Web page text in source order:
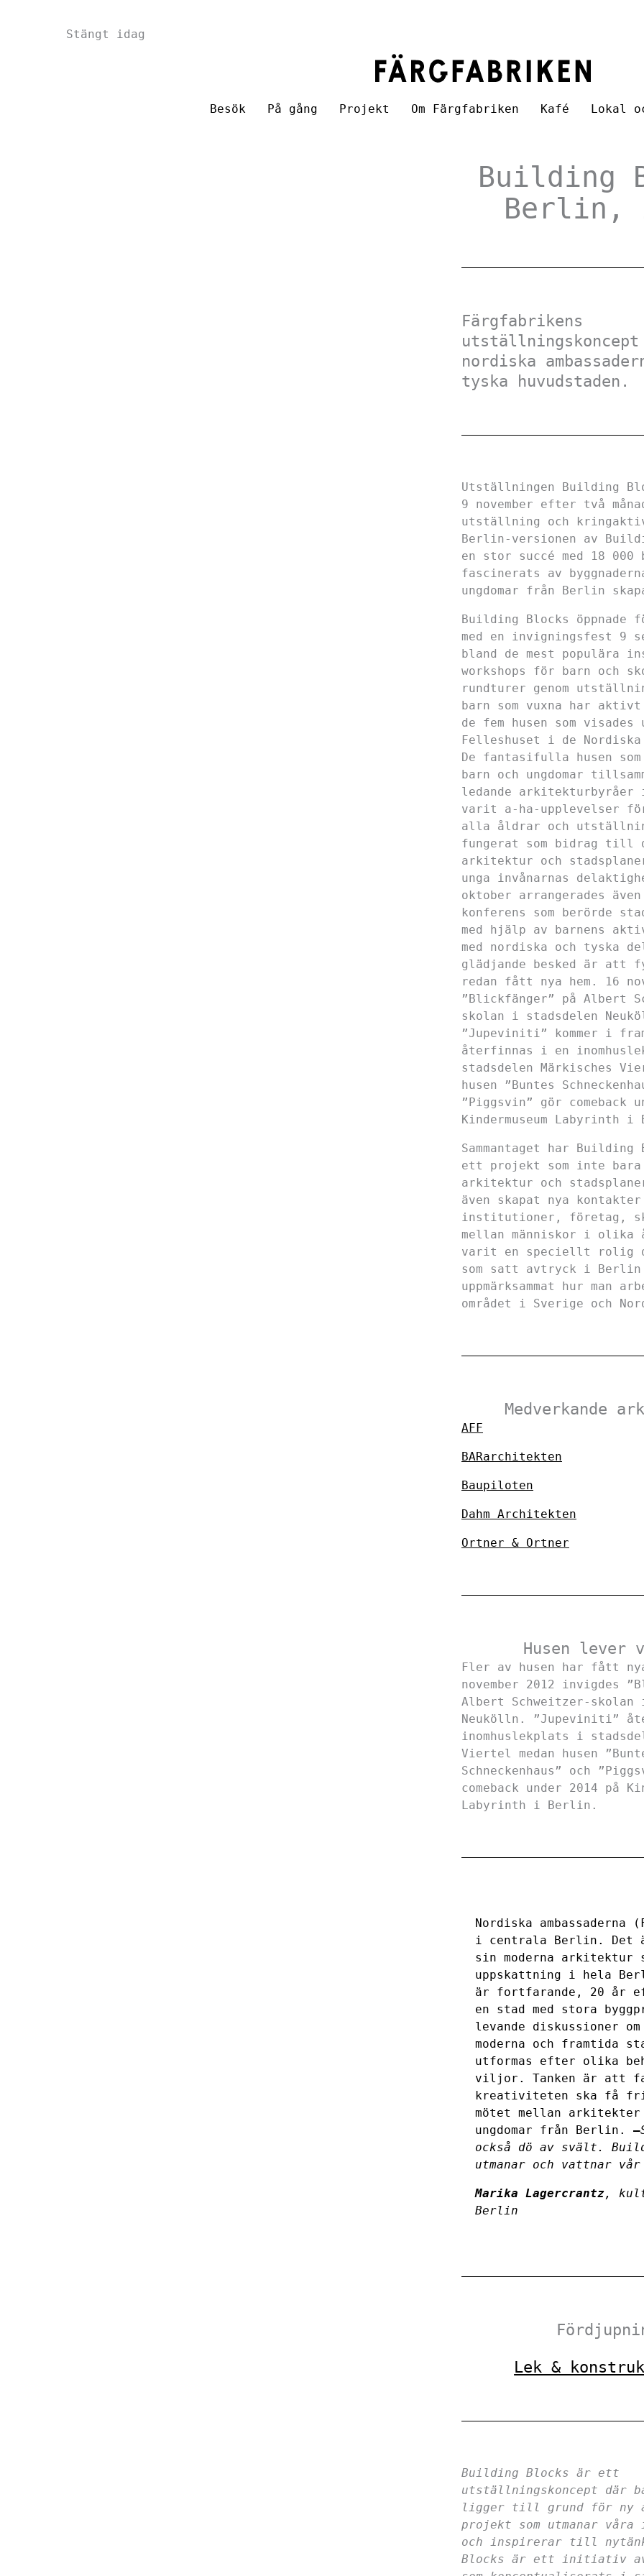
Stängt idag
Besök På gång Projekt Om Färgfabriken Kafé Lokal
Building
Berlin,
Färgfabrikens
nordiska
tyska huvudstaden.
Utställningen Building
9 november efter två
utställning och
Berlin-versionen av
en stor succé med 18 000
fascinerats av
ungdomar från Berlin
Building Blocks öppnade
med en invigningsfest 9
bland de mest populära
workshops för barn och
rundturer genom
barn som vuxna har
de fem husen som visades
Felleshuset i de Nordiska
De fantasifulla husen
barn och ungdomar
ledande
varit a-ha-upplevelser
alla åldrar och
fungerat som bidrag till
arkitektur och
unga invånarnas
oktober arrangerades
konferens som berörde
med hjälp av barnens
med nordiska och tyska
glädjande besked är att
redan fått nya hem. 16
”Blickfänger” på Albert
skolan i stadsdelen
”Jupeviniti” kommer i
återfinnas i en
stadsdelen Märkisches
husen ”Buntes
”Piggsvin” gör comeback
Kindermuseum Labyrinth i
Sammantaget har
ett projekt som inte
arkitektur och
även skapat nya
institutioner, företag,
mellan människor i
varit en speciellt rolig
som satt avtryck i Berlin
uppmärksammat hur man
området i Sverige och
Medverkande
AFF
BARarchitekten
Baupiloten
Dahm Architekten
Ortner & Ortner
Husen lever
Fler av husen har fått
november 2012 invigdes
Albert Schweitzer-skolan
Neukölln. ”Jupeviniti”
inomhuslekplats i
Viertel medan husen
Schneckenhaus” och
comeback under 2014 på
Labyrinth i Berlin.
Nordiska ambassaderna
i centrala Berlin. Det
sin moderna arkitektur
uppskattning i hela
är fortfarande, 20 år
en stad med stora
levande diskussioner
moderna och framtida
utformas efter olika
viljor. Tanken är att
kreativiteten ska få
mötet mellan arkitekter
ungdomar från Berlin.–
också dö av svält.
utmanar och vattnar
Marika Lagercrantz,
Berlin
Lek &
Building Blocks är ett
utställningskoncept där
ligger till grund för ny
projekt som utmanar våra
och inspirerar till
Blocks är ett initiativ av